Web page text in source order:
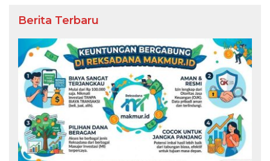
Berita Terbaru